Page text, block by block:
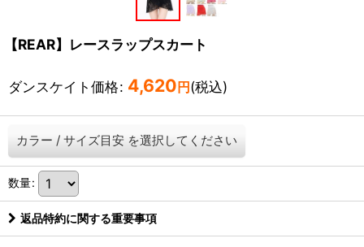
【REAR】レースラップスカート
ダンスケイト価格: 4,620 円 (税込)
カラー / サイズ目安 を選択してください
数量:
返品特約に関する重要事項